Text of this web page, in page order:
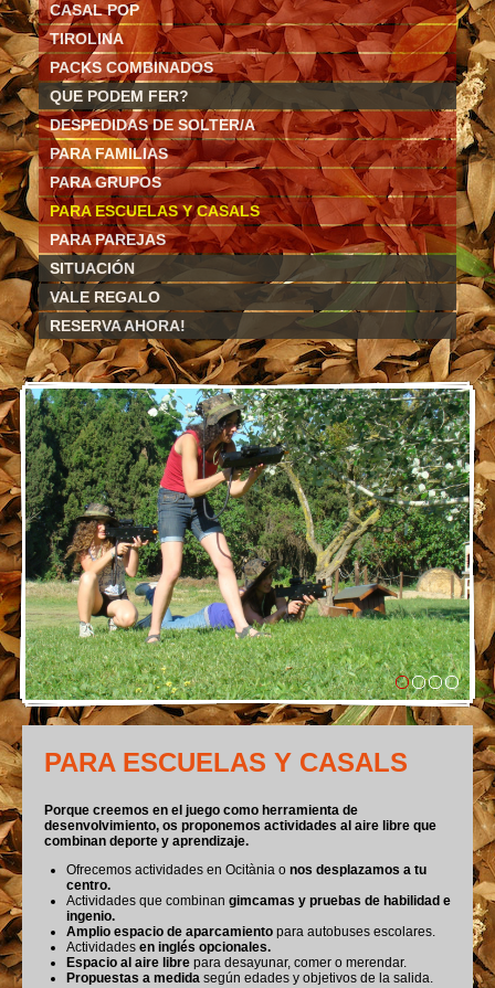
CASAL POP
TIROLINA
PACKS COMBINADOS
QUE PODEM FER?
DESPEDIDAS DE SOLTER/A
PARA FAMILIAS
PARA GRUPOS
PARA ESCUELAS Y CASALS
PARA PAREJAS
SITUACIÓN
VALE REGALO
RESERVA AHORA!
PARA ESCUELAS Y CASALS
Porque creemos en el juego como herramienta de
desenvolvimiento, os proponemos actividades al aire libre que
combinan deporte y aprendizaje.
Ofrecemos actividades en Ocitània o nos desplazamos a tu
centro.
Actividades que combinan gimcamas y pruebas de habilidad e
ingenio.
Amplio espacio de aparcamiento para autobuses escolares.
Actividades en inglés opcionales.
Espacio al aire libre para desayunar, comer o merendar.
Propuestas a medida según edades y objetivos de la salida.